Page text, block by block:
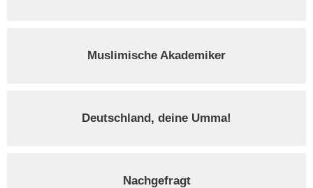
Muslimische Akademiker
Deutschland, deine Umma!
Nachgefragt